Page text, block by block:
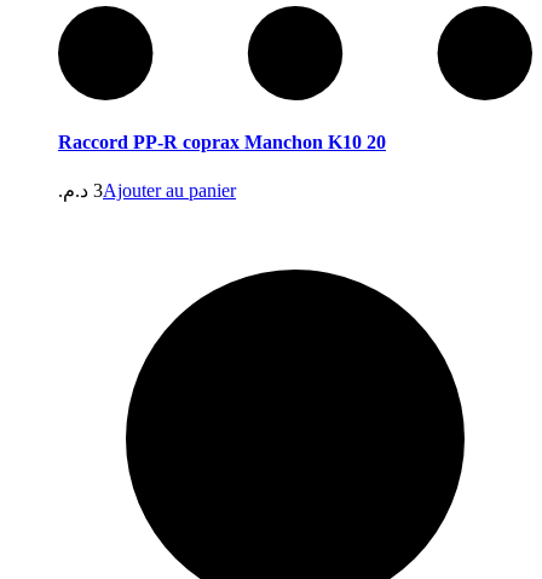
Raccord PP-R coprax Manchon K10 20
3 د.م. Ajouter au panier